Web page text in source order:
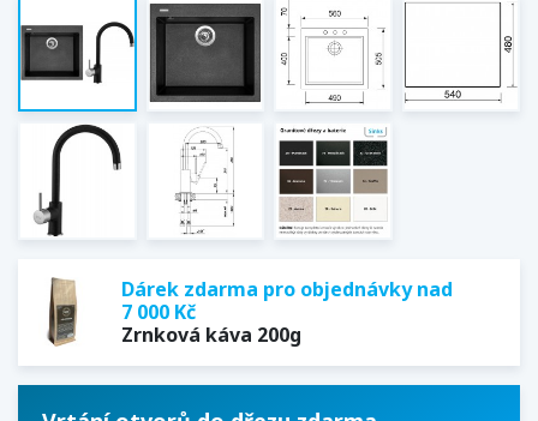
Dárek zdarma pro objednávky nad
7 000 Kč
Zrnková káva 200g